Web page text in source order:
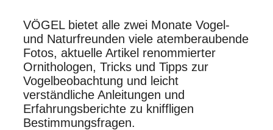
VÖGEL bietet alle zwei Monate Vogel-
und Naturfreunden viele atemberaubende
Fotos, aktuelle Artikel renommierter
Ornithologen, Tricks und Tipps zur
Vogelbeobachtung und leicht
verständliche Anleitungen und
Erfahrungsberichte zu kniffligen
Bestimmungsfragen.